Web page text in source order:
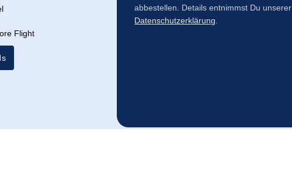
Flight
abbestellen. Details entnimmst Du unserer
Datenschutzerklärung